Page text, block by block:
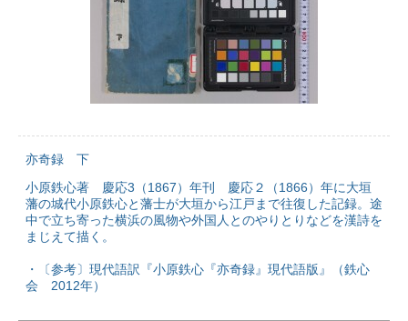
亦奇録 下
小原鉄心著 慶応3（1867）年刊 慶応２（1866）年に大垣
藩の城代小原鉄心と藩士が大垣から江戸まで往復した記録。途
中で立ち寄った横浜の風物や外国人とのやりとりなどを漢詩を
まじえて描く。
・〔参考〕現代語訳『小原鉄心『亦奇録』現代語版』（鉄心
会 2012年）